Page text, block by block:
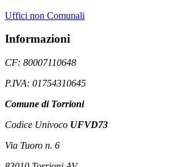
Uffici non Comunali
Informazioni
CF: 80007110648
P.IVA: 01754310645
Comune di Torrioni
Codice Univoco UFVD73
Via Tuoro n. 6